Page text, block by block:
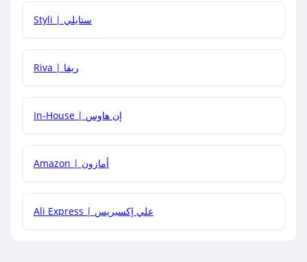
هل يمكنني جمع كود خصم مع العروض الأخرى؟
Styli | ستايلي
Riva | ريفا
In-House | إن هاوس
Amazon | أمازون
Ali Express | علي إكسبريس